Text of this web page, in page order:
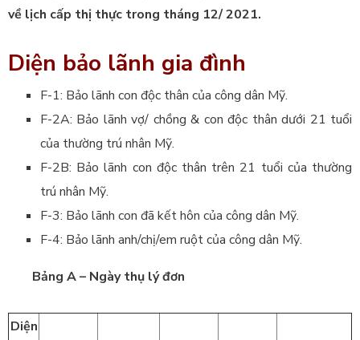
về lịch cấp thị thực trong tháng 12/ 2021.
Diện bảo lãnh gia đình
F-1: Bảo lãnh con độc thân của công dân Mỹ.
F-2A: Bảo lãnh vợ/ chồng & con độc thân dưới 21 tuổi
của thường trú nhân Mỹ.
F-2B: Bảo lãnh con độc thân trên 21 tuổi của thường
trú nhân Mỹ.
F-3: Bảo lãnh con đã kết hôn của công dân Mỹ.
F-4: Bảo lãnh anh/chị/em ruột của công dân Mỹ.
Bảng A – Ngày thụ lý đơn
Diện